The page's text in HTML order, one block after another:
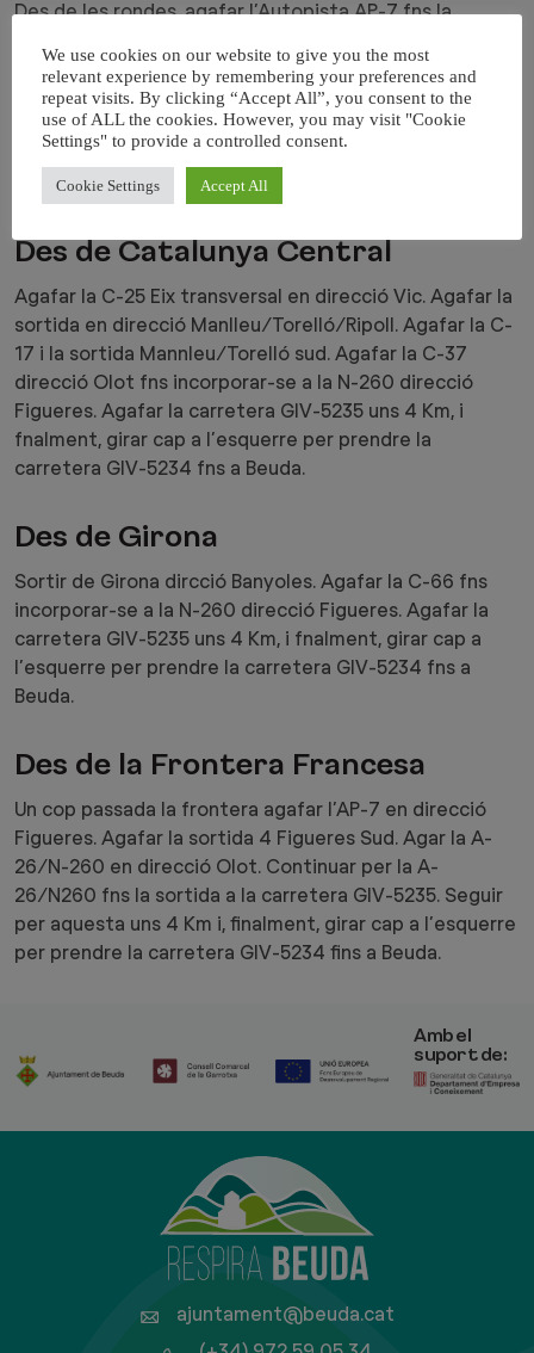
Des de les rondes, agafar l’Autopista AP-7 fns la
seguir per la C-66 fns incorporar-se a la N-260 direcció
Figueres. A uns 3 Km aproximadament, agafar la
carretera GIV-5235 uns 4 Km, i fnalment, girar cap a
l’esquerre per prendre la carretera GIV-5234 fns a
Beuda.
Des de Catalunya Central
Agafar la C-25 Eix transversal en direcció Vic. Agafar la
sortida en direcció Manlleu/Torelló/Ripoll. Agafar la C-
17 i la sortida Mannleu/Torelló sud. Agafar la C-37
direcció Olot fns incorporar-se a la N-260 direcció
Figueres. Agafar la carretera GIV-5235 uns 4 Km, i
fnalment, girar cap a l’esquerre per prendre la
carretera GIV-5234 fns a Beuda.
Des de Girona
Sortir de Girona dircció Banyoles. Agafar la C-66 fns
incorporar-se a la N-260 direcció Figueres. Agafar la
carretera GIV-5235 uns 4 Km, i fnalment, girar cap a
l’esquerre per prendre la carretera GIV-5234 fns a
Beuda.
Des de la Frontera Francesa
Un cop passada la frontera agafar l’AP-7 en direcció
Figueres. Agafar la sortida 4 Figueres Sud. Agar la A-
26/N-260 en direcció Olot. Continuar per la A-
26/N260 fns la sortida a la carretera GIV-5235. Seguir
per aquesta uns 4 Km i, finalment, girar cap a l’esquerre
per prendre la carretera GIV-5234 fins a Beuda.
Amb el
suport de:
ajuntament@beuda.cat
We use cookies on our website to give you the most
relevant experience by remembering your preferences and
repeat visits. By clicking “Accept All”, you consent to the
use of ALL the cookies. However, you may visit "Cookie
Settings" to provide a controlled consent.
Cookie Settings Accept All